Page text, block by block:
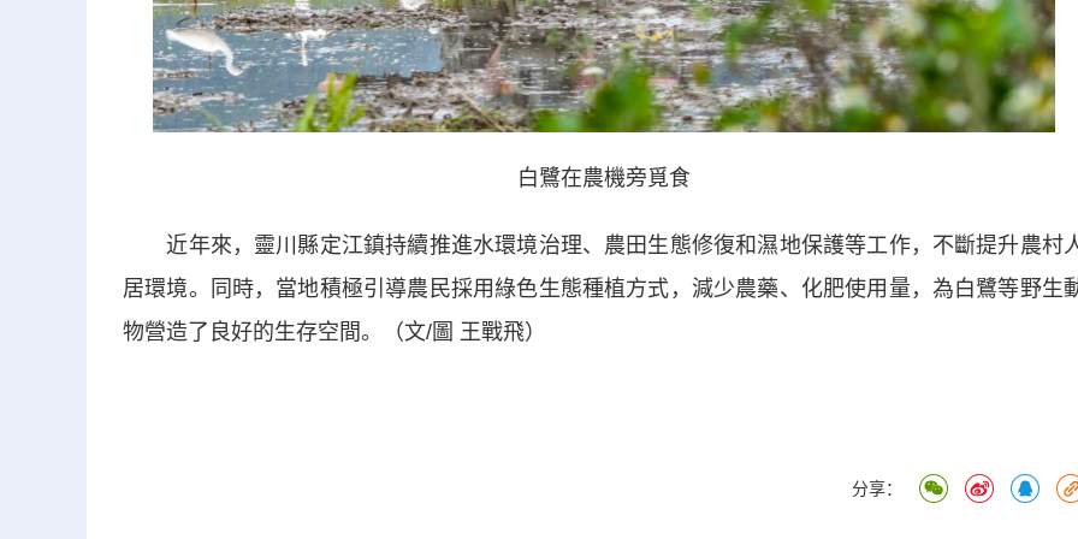
白鷺在農機旁覓食
近年來，靈川縣定江鎮持續推進水環境治理、農田生態修復和濕地保護等工作，不斷提升農村
居環境。同時，當地積極引導農民採用綠色生態種植方式，減少農藥、化肥使用量，為白鷺等野生
物營造了良好的生存空間。（文/圖 王戰飛）
分享：